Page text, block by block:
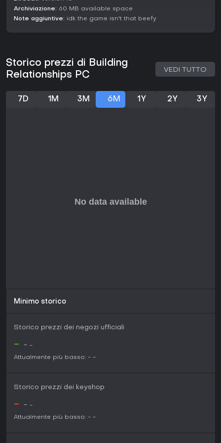
Archiviazione: 60 MB available space
Note aggiuntive: idk the game isn't that beefy
Storico prezzi di Building
Relationships PC
VEDI TUTTO
7D 1M 3M 6M 1Y 2Y 3Y
Minimo storico
Storico prezzi dei negozi ufficiali
- - -
Attualmente più basso: - -
Storico prezzi dei keyshop
- - -
Attualmente più basso: - -